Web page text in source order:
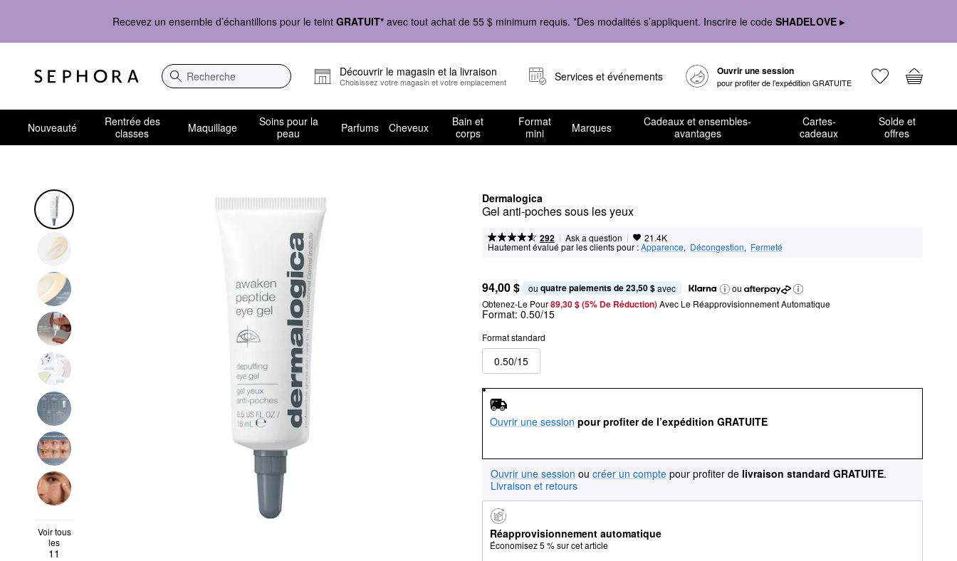
Recevez un ensemble d’échantillons pour le teint GRATUIT* avec tout achat de 55 $ minimum requis. *Des modalités s’appliquent. Inscrire le code SHADELOVE ▸
Recherche
Découvrir le magasin et la livraison
Choisissez votre magasin et votre emplacement Services et événements Ouvrir une session
pour profiter de l’expédition GRATUITE
Nouveauté
Rentrée des
classes
Maquillage
Soins pour la
peau
Parfums Cheveux
Bain et
corps
Format
mini
Marques
Cadeaux et ensembles-
avantages
Cartes-
cadeaux
Solde et
offres
Dermalogica
Gel anti-poches sous les yeux
292 | Ask a question | 21.4K
Hautement évalué par les clients pour :Apparence, Décongestion, Fermeté
Voir tous
les
11
94,00 $ ou quatre paiements de 23,50 $ avec
ou
Obtenez-Le Pour89,30 $ (5% De Réduction) Avec Le Réapprovisionnement Automatique
Format: 0.50/15
Format standard
0.50/15
Ouvrir une session pour profiter de l’expédition GRATUITE
Ouvrir une session ou créer un compte pour profiter de livraison standard GRATUITE.
Livraison et retours
Réapprovisionnement automatique
Économisez 5 % sur cet article